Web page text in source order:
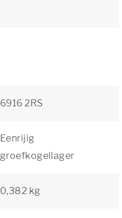
6916 2RS
Eenrijig
groefkogellager
0,382 kg